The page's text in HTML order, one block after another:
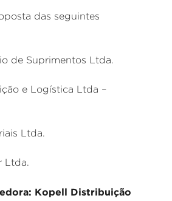
das seguintes
de Suprimentos Ltda.
e Logística Ltda –
Ltda.
Ltda.
Kopell Distribuição